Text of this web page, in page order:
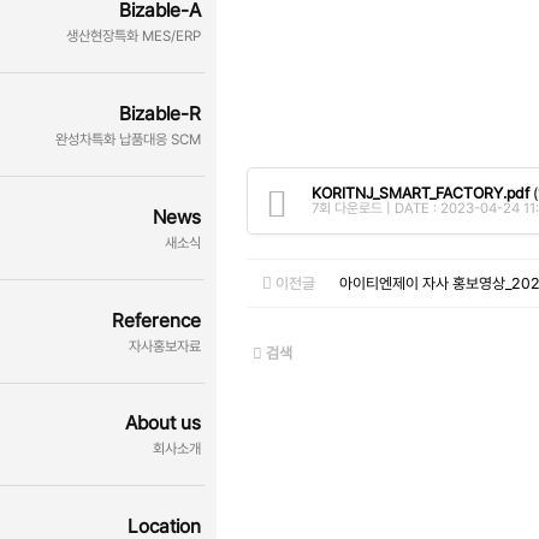
Bizable-A
생산현장특화 MES/ERP
Bizable-R
완성차특화 납품대응 SCM
News
새소식
Reference
자사홍보자료
About us
회사소개
Location
KORITNJ_SMART_FACTORY.pdf
7회 다운로드 | DATE : 2023-04-24
이전글 아이티엔제이 자사 홍보영상
검색